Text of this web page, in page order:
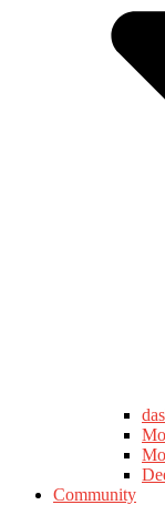
Community